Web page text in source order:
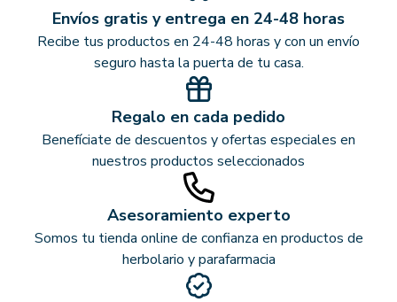
Envíos gratis y entrega en 24-48 horas
Recibe tus productos en 24-48 horas y con un envío
seguro hasta la puerta de tu casa.
Regalo en cada pedido
Benefíciate de descuentos y ofertas especiales en
nuestros productos seleccionados
Asesoramiento experto
Somos tu tienda online de confianza en productos de
herbolario y parafarmacia